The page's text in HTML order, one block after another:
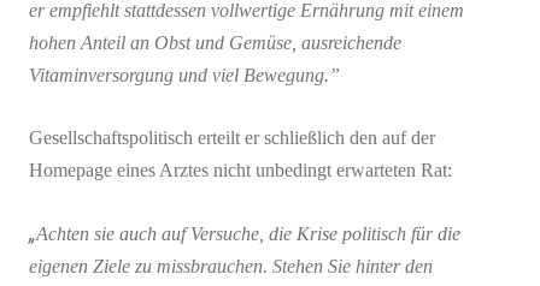
er empfiehlt stattdessen vollwertige Ernährung mit einem
hohen Anteil an Obst und Gemüse, ausreichende
Vitaminversorgung und viel Bewegung.”
Gesellschaftspolitisch erteilt er schließlich den auf der
Homepage eines Arztes nicht unbedingt erwarteten Rat:
„Achten sie auch auf Versuche, die Krise politisch für die
eigenen Ziele zu missbrauchen. Stehen Sie hinter den